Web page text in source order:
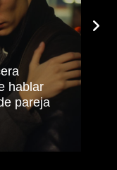
hablar
pareja